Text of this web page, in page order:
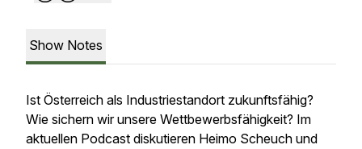
Show Notes
Ist Österreich als Industriestandort zukunftsfähig?
Wie sichern wir unsere Wettbewerbsfähigkeit? Im
aktuellen Podcast diskutieren Heimo Scheuch und